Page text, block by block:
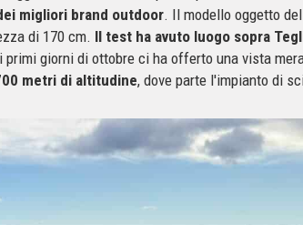
migliori brand outdoor. Il modello oggetto
di 170 cm. Il test ha avuto luogo sopra
primi giorni di ottobre ci ha offerto una vista
metri di altitudine, dove parte l'impianto di